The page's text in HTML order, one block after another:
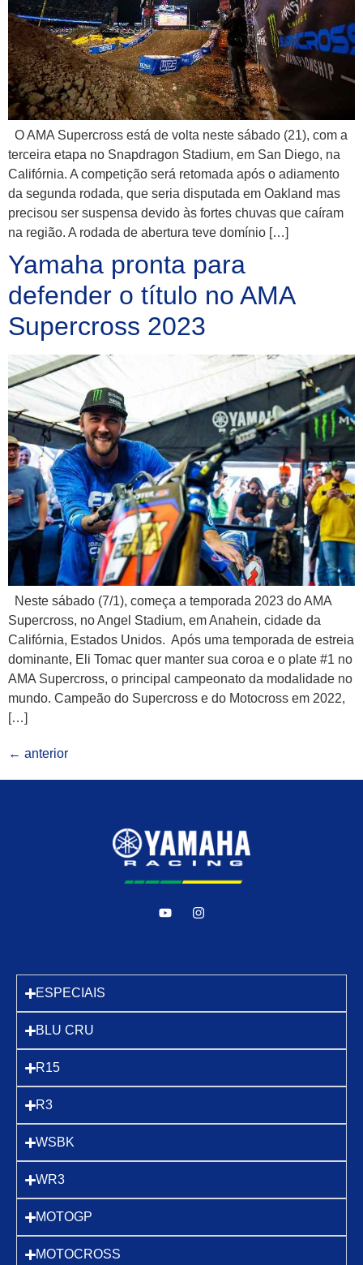
O AMA Supercross está de volta neste sábado (21), com a
terceira etapa no Snapdragon Stadium, em San Diego, na
Califórnia. A competição será retomada após o adiamento
da segunda rodada, que seria disputada em Oakland mas
precisou ser suspensa devido às fortes chuvas que caíram
na região. A rodada de abertura teve domínio […]
Yamaha pronta para
defender o título no AMA
Supercross 2023
Neste sábado (7/1), começa a temporada 2023 do AMA
Supercross, no Angel Stadium, em Anahein, cidade da
Califórnia, Estados Unidos. Após uma temporada de estreia
dominante, Eli Tomac quer manter sua coroa e o plate #1 no
AMA Supercross, o principal campeonato da modalidade no
mundo. Campeão do Supercross e do Motocross em 2022,
[…]
← anterior
ESPECIAIS
BLU CRU
R15
R3
WSBK
WR3
MOTOGP
MOTOCROSS